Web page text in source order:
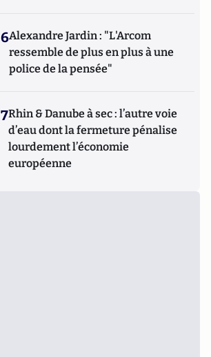
6Alexandre Jardin : "L'Arcom
ressemble de plus en plus à une
police de la pensée"
7Rhin & Danube à sec : l’autre voie
d’eau dont la fermeture pénalise
lourdement l’économie
européenne